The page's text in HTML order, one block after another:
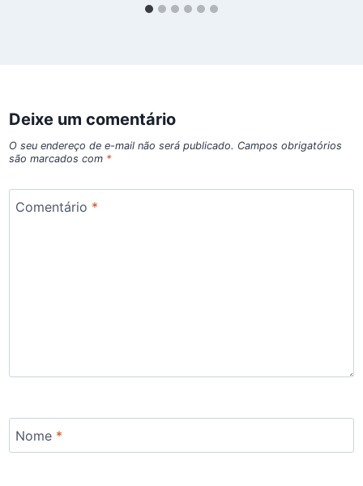
Deixe um comentário
O seu endereço de e-mail não será publicado. Campos obrigatórios
são marcados com *
Comentário *
Nome *